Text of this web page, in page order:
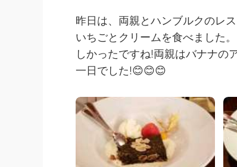
昨日は、両親とハンブルクのレ
いちごとクリームを食べました
しかったですね!両親はバナナの
一日でした!😊😊😊